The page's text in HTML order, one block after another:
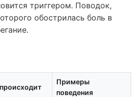
триггером. Поводок,
обострилась боль в
Примеры
поведения